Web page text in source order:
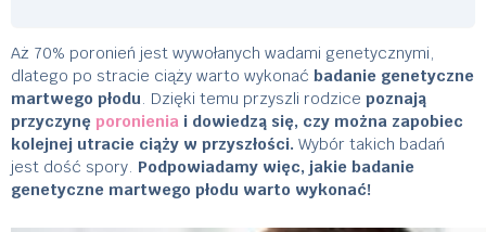
Aż 70% poronień jest wywołanych wadami genetycznymi,
dlatego po stracie ciąży warto wykonać badanie genetyczne
martwego płodu . Dzięki temu przyszli rodzice poznają
przyczynę poronienia i dowiedzą się, czy można zapobiec
kolejnej utracie ciąży w przyszłości. Wybór takich badań
jest dość spory. Podpowiadamy więc, jakie badanie
genetyczne martwego płodu warto wykonać!